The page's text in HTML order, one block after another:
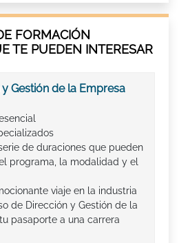
FORMACIÓN
TE PUEDEN INTERESAR
Gestión de la Empresa
de duraciones que pueden
programa, la modalidad y el
viaje en la industria
de Dirección y Gestión de la
pasaporte a una carrera